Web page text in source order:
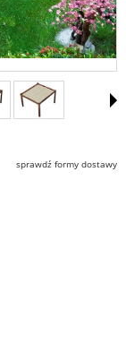
sprawdź formy dostawy